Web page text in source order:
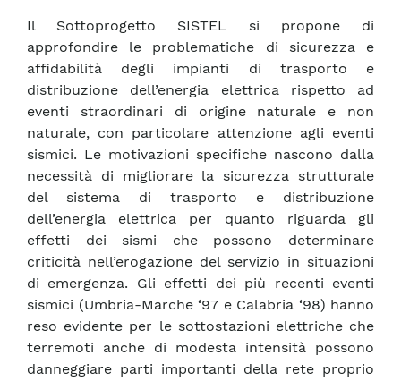
Il Sottoprogetto SISTEL si propone di
approfondire le problematiche di sicurezza e
affidabilità degli impianti di trasporto e
distribuzione dell’energia elettrica rispetto ad
eventi straordinari di origine naturale e non
naturale, con particolare attenzione agli eventi
sismici. Le motivazioni specifiche nascono dalla
necessità di migliorare la sicurezza strutturale
del sistema di trasporto e distribuzione
dell’energia elettrica per quanto riguarda gli
effetti dei sismi che possono determinare
criticità nell’erogazione del servizio in situazioni
di emergenza. Gli effetti dei più recenti eventi
sismici (Umbria-Marche ‘97 e Calabria ‘98) hanno
reso evidente per le sottostazioni elettriche che
terremoti anche di modesta intensità possono
danneggiare parti importanti della rete proprio